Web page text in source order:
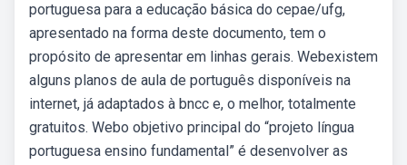
portuguesa para a educação básica do cepae/ufg,
apresentado na forma deste documento, tem o
propósito de apresentar em linhas gerais. Webexistem
alguns planos de aula de português disponíveis na
internet, já adaptados à bncc e, o melhor, totalmente
gratuitos. Webo objetivo principal do “projeto língua
portuguesa ensino fundamental” é desenvolver as